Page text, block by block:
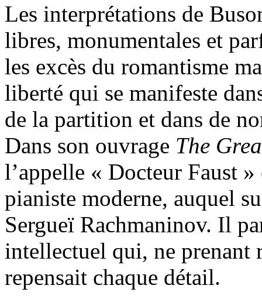
Les interprétations de
libres, monumentales et
les excès du romantisme
liberté qui se manifeste
de la partition et dans de
Dans son ouvrage The
l’appelle « Docteur Faust
pianiste moderne, auquel
Sergueï Rachmaninov. Il
intellectuel qui, ne prenant
repensait chaque détail.